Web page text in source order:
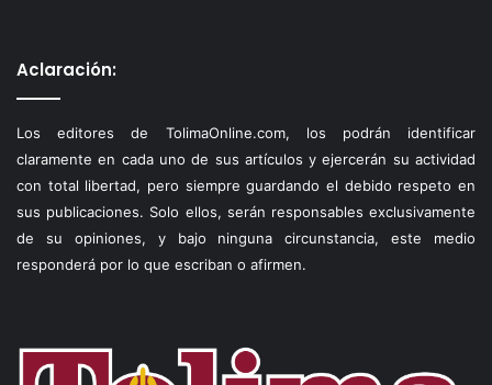
Aclaración:
Los editores de TolimaOnline.com, los podrán identificar
claramente en cada uno de sus artículos y ejercerán su actividad
con total libertad, pero siempre guardando el debido respeto en
sus publicaciones. Solo ellos, serán responsables exclusivamente
de su opiniones, y bajo ninguna circunstancia, este medio
responderá por lo que escriban o afirmen.